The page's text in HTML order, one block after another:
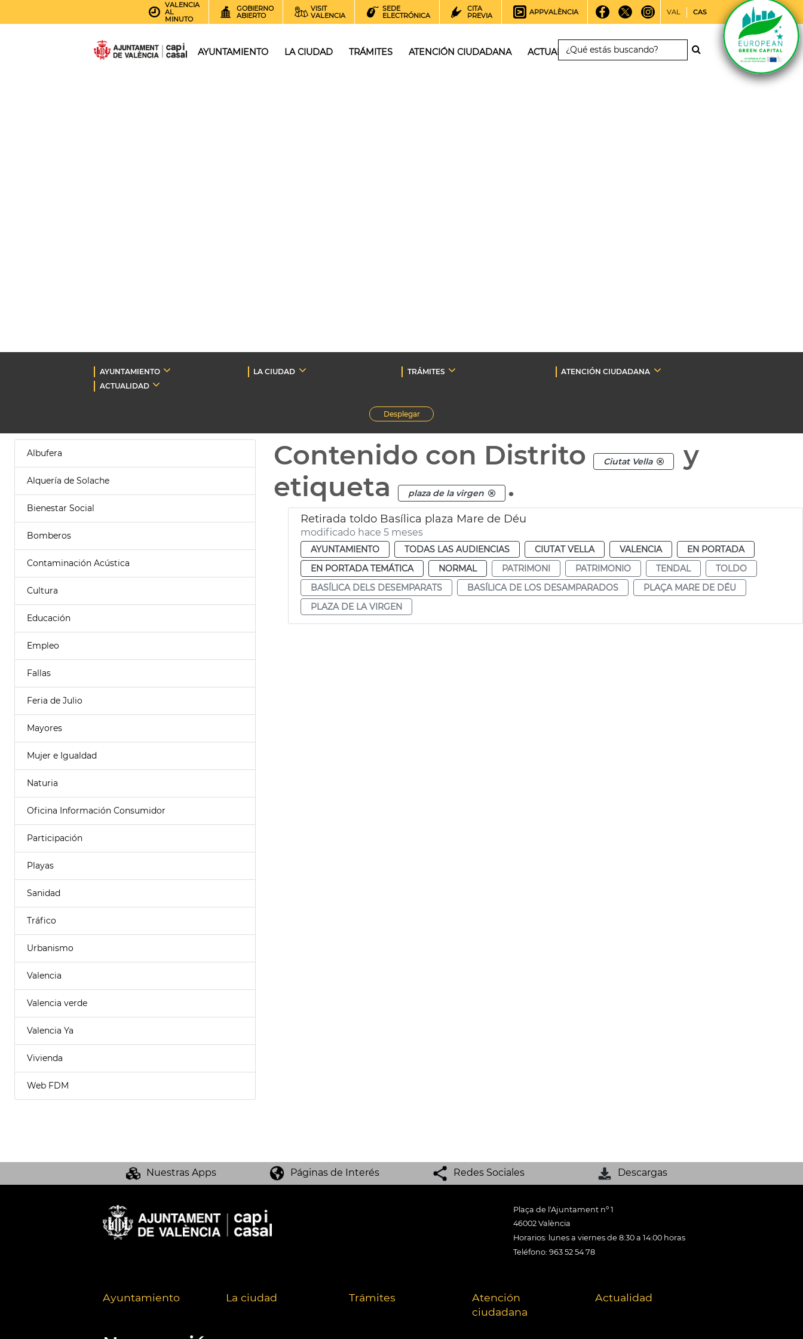
VALENCIA
AL
MINUTO
GOBIERNO
ABIERTO
VISIT
VALENCIA
SEDE
ELECTRÓNICA
CITA
PREVIA
APPVALÈNCIA VAL CAS
AYUNTAMIENTO LA CIUDAD TRÁMITES ATENCIÓN CIUDADANA ACTUALIDAD
AYUNTAMIENTO LA CIUDAD TRÁMITES
ATENCIÓN CIUDADANA
ACTUALIDAD
Desplegar
Albufera
Alquería de Solache
Bienestar Social
Bomberos
Contaminación Acústica
Cultura
Educación
Empleo
Fallas
Feria de Julio
Mayores
Mujer e Igualdad
Naturia
Oficina Información Consumidor
Participación
Playas
Sanidad
Tráfico
Urbanismo
Valencia
Valencia verde
Valencia Ya
Vivienda
Web FDM
Contenido con Distrito Ciutat Vella
y
etiqueta
plaza de la virgen .
Retirada toldo Basílica plaza Mare de Déu
modificado hace 5 meses
AYUNTAMIENTO TODAS LAS AUDIENCIAS CIUTAT VELLA VALENCIA
EN PORTADA
EN PORTADA TEMÁTICA
NORMAL PATRIMONI PATRIMONIO TENDAL
TOLDO
BASÍLICA DELS DESEMPARATS
BASÍLICA DE LOS DESAMPARADOS
PLAÇA MARE DE DÉU
PLAZA DE LA VIRGEN
Nuestras Apps Páginas de Interés Redes Sociales Descargas
Plaça de l'Ajuntament nº 1
46002 València
Horarios: lunes a viernes de 8:30 a 14:00 horas
Teléfono: 963 52 54 78
Ayuntamiento La ciudad Trámites
Atención
ciudadana
Actualidad